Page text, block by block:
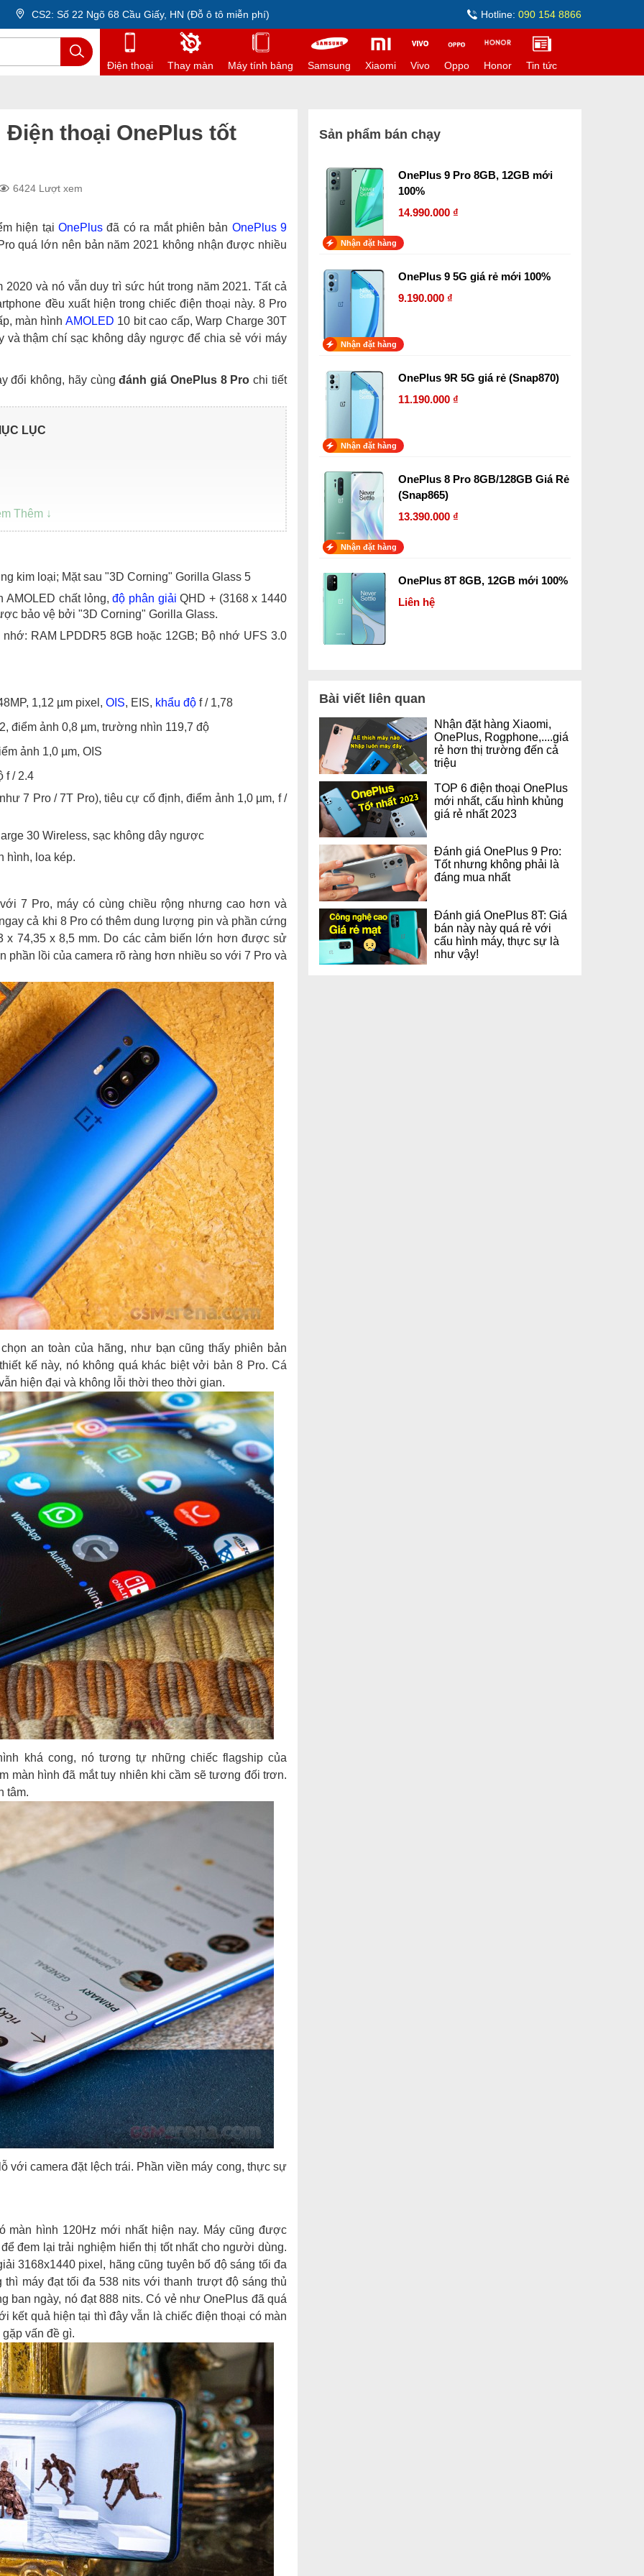
CS2: Số 22 Ngõ 68 Cầu Giấy, HN (Đỗ ô tô miễn phí) Hotline: 090 154 8866
Điện thoại Thay màn Máy tính bảng Samsung Xiaomi Vivo Oppo Honor Tin tức
thoại OnePlus tốt
6424 Lượt xem
hiện tạiOnePlus đã có ra mắt phiên bản OnePlus 9
quá lớn nên bản năm 2021 không nhận được nhiều
và nó vẫn duy trì sức hút trong năm 2021. Tất cả
đều xuất hiện trong chiếc điện thoại này. 8 Pro
màn hình AMOLED 10 bit cao cấp, Warp Charge 30T
thậm chí sạc không dây ngược để chia sẻ với máy
đổi không, hãy cùng đánh giá OnePlus 8 Pro chi tiết
LỤC
kim loại; Mặt sau "3D Corning" Gorilla Glass 5
AMOLED chất lỏng,độ phân giải QHD + (3168 x 1440
bảo vệ bởi "3D Corning" Gorilla Glass.
nhớ: RAM LPDDR5 8GB hoặc 12GB; Bộ nhớ UFS 3.0
1,12 µm pixel, OIS, EIS, khẩu độ f / 1,78
điểm ảnh 0,8 µm, trường nhìn 119,7 độ
ảnh 1,0 µm, OIS
f / 2.4
7 Pro / 7T Pro), tiêu cự cố định, điểm ảnh 1,0 µm, f /
30 Wireless, sạc không dây ngược
hình, loa kép.
7 Pro, máy có cùng chiều rộng nhưng cao hơn và
cả khi 8 Pro có thêm dung lượng pin và phần cứng
x 74,35 x 8,5 mm. Do các cảm biến lớn hơn được sử
phần lồi của camera rõ ràng hơn nhiều so với 7 Pro và
an toàn của hãng, như bạn cũng thấy phiên bản
kế này, nó không quá khác biệt vởi bản 8 Pro. Cá
hiện đại và không lỗi thời theo thời gian.
khá cong, nó tương tự những chiếc flagship của
màn hình đã mắt tuy nhiên khi cầm sẽ tương đối trơn.
tâm.
với camera đặt lệch trái. Phần viền máy cong, thực sự
màn hình 120Hz mới nhất hiện nay. Máy cũng được
đem lại trải nghiệm hiển thị tốt nhất cho người dùng.
3168x1440 pixel, hãng cũng tuyên bố độ sáng tối đa
thì máy đạt tối đa 538 nits với thanh trượt độ sáng thủ
ban ngày, nó đạt 888 nits. Có vẻ như OnePlus đã quá
kết quả hiện tại thì đây vẫn là chiếc điện thoại có màn
vấn đề gì.
Sản phẩm bán chạy
OnePlus 9 Pro 8GB, 12GB mới
100%
14.990.000 ₫
Nhận đặt hàng
OnePlus 9 5G giá rẻ mới 100%
9.190.000 ₫
Nhận đặt hàng
OnePlus 9R 5G giá rẻ (Snap870)
11.190.000 ₫
Nhận đặt hàng
OnePlus 8 Pro 8GB/128GB Giá Rẻ
(Snap865)
13.390.000 ₫
Nhận đặt hàng
OnePlus 8T 8GB, 12GB mới 100%
Liên hệ
Bài viết liên quan
Nhận đặt hàng Xiaomi,
OnePlus, Rogphone,....giá
rẻ hơn thị trường đến cả
triệu
TOP 6 điện thoại OnePlus
mới nhất, cấu hình khủng
giá rẻ nhất 2023
Đánh giá OnePlus 9 Pro:
Tốt nhưng không phải là
đáng mua nhất
Đánh giá OnePlus 8T: Giá
bán này này quá rẻ với
cấu hình máy, thực sự là
như vậy!